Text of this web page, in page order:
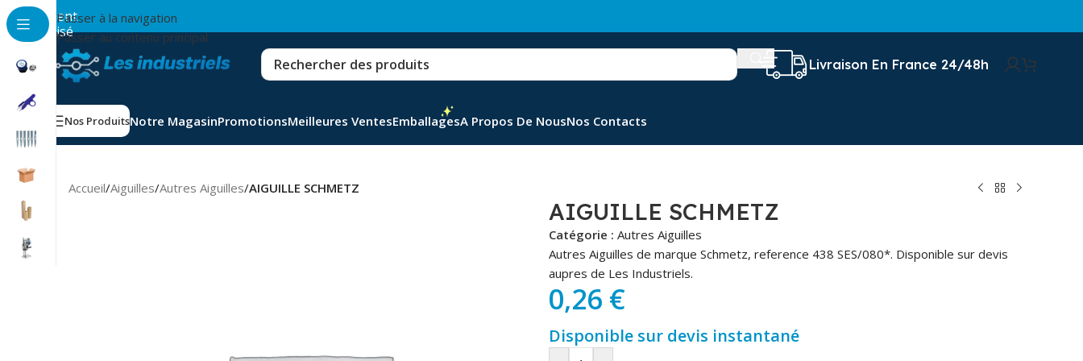
Passer à la navigation
Passer au contenu principal
Paiement
sécurisé
Livraison En France 24/48h
Nos ProduitsNotre MagasinPromotionsMeilleures VentesEmballagesA Propos De NousNos Contacts
Accueil/Aiguilles/Autres Aiguilles/AIGUILLE SCHMETZ
AIGUILLE SCHMETZ
Catégorie : Autres Aiguilles
Autres Aiguilles de marque Schmetz, reference 438 SES/080*. Disponible sur devis
aupres de Les Industriels.
0,26 €
Disponible sur devis instantané